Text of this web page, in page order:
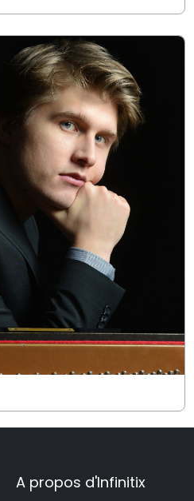
A propos d'Infinitix